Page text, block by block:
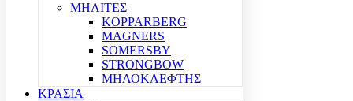
ΜΗΛΙΤΕΣ
KOPPARBERG
MAGNERS
SOMERSBY
STRONGBOW
ΜΗΛΟΚΛΕΦΤΗΣ
ΚΡΑΣΙΑ